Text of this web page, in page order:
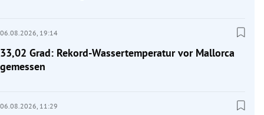
06.08.2026, 19:14
33,02 Grad: Rekord-Wassertemperatur vor Mallorca
gemessen
06.08.2026, 11:29